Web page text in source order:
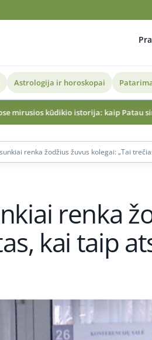
Astrologija ir horoskopai
kaip Patau sindromą turėjusi
renka žodžius žuvus kolegai: „Tai
renka
kai taip